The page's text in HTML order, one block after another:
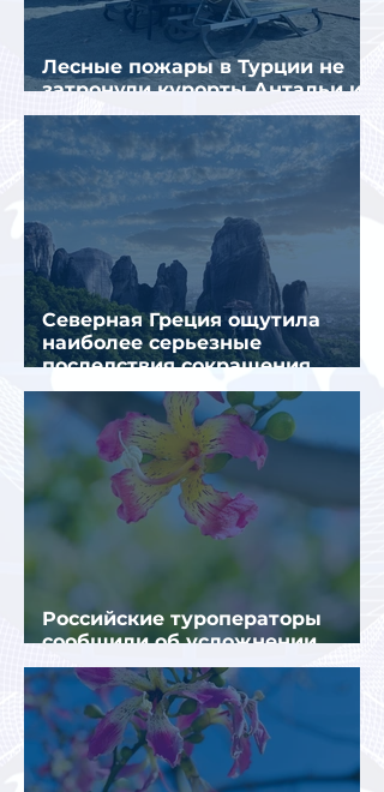
Лесные пожары в Турции не
затронули курорты Антальи и
Муглы
Северная Греция ощутила
наиболее серьезные
последствия сокращения
турпотока из России
Российские туроператоры
сообщили об усложнении
получения виз в Грецию